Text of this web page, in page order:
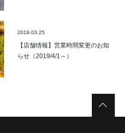
2019.03.25
【店舗情報】営業時間変更のお知
らせ（2019/4/1～）